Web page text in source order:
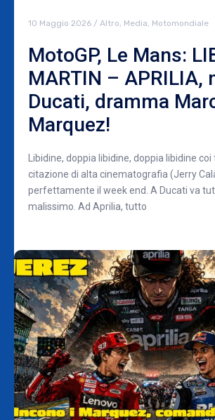
10 Maggio 2026 / Altro Media Motomondiale
MotoGP, Le Mans:
MARTIN – APRILIA,
Ducati, dramma
Marquez!
Libidine, doppia libidine, doppia libidine
citazione di alta cinematografia (Jerry
perfettamente il week end. A Ducati va
malissimo. Ad Aprilia, tutto